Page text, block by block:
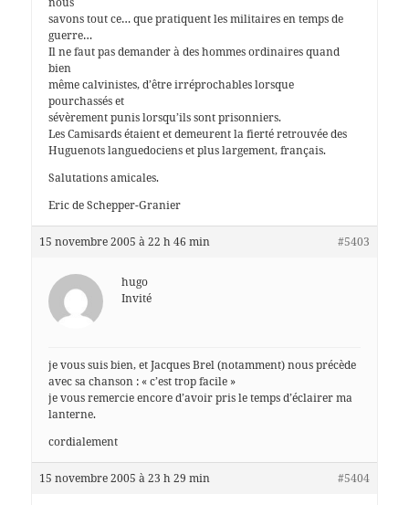
savons tout ce… que pratiquent les militaires en temps de
guerre…
Il ne faut pas demander à des hommes ordinaires quand
bien
même calvinistes, d’être irréprochables lorsque
pourchassés et
sévèrement punis lorsqu’ils sont prisonniers.
Les Camisards étaient et demeurent la fierté retrouvée des
Huguenots languedociens et plus largement, français.
Salutations amicales.
Eric de Schepper-Granier
15 novembre 2005 à 22 h 46 min #5403
hugo
Invité
je vous suis bien, et Jacques Brel (notamment) nous précède
avec sa chanson : « c’est trop facile »
je vous remercie encore d’avoir pris le temps d’éclairer ma
lanterne.
cordialement
15 novembre 2005 à 23 h 29 min #5404